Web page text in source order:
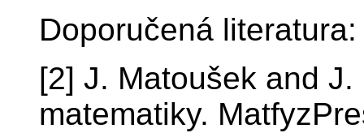
Doporučená literatura:
[2] J. Matoušek and
matematiky.